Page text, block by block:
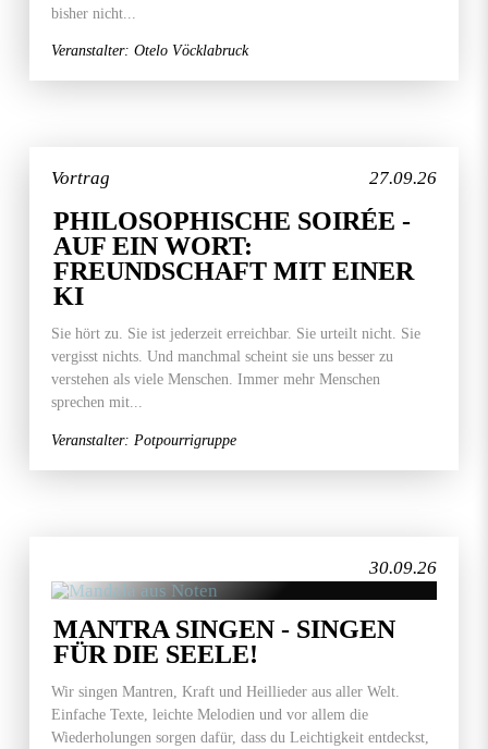
bisher nicht...
Veranstalter: Otelo Vöcklabruck
27.09.26
Vortrag
PHILOSOPHISCHE SOIRÉE -
AUF EIN WORT:
FREUNDSCHAFT MIT EINER
KI
Sie hört zu. Sie ist jederzeit erreichbar. Sie urteilt nicht. Sie
vergisst nichts. Und manchmal scheint sie uns besser zu
verstehen als viele Menschen. Immer mehr Menschen
sprechen mit...
Veranstalter: Potpourrigruppe
30.09.26
MANTRA SINGEN - SINGEN
FÜR DIE SEELE!
Wir singen Mantren, Kraft und Heillieder aus aller Welt.
Einfache Texte, leichte Melodien und vor allem die
Wiederholungen sorgen dafür, dass du Leichtigkeit entdeckst,